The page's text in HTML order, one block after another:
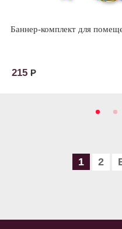
Баннер-комплект для
215 Р
1 2